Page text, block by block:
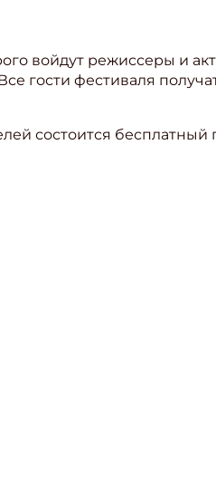
войдут режиссеры и
гости фестиваля
состоится бесплатный